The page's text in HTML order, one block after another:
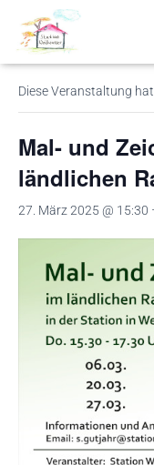
« Alle
Diese Veranstaltung
Mal- und
ländlichen
27. März 2025 @ 15:30